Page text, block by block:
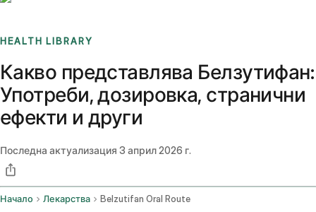
HEALTH LIBRARY
Какво представлява Белзутифан:
Употреби, дозировка, странични
ефекти и други
Последна актуализация 3 април 2026 г.
Начало Лекарства Belzutifan Oral Route